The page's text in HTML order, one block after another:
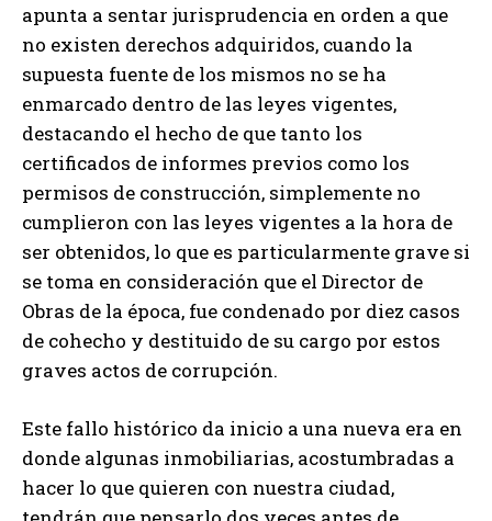
apunta a sentar jurisprudencia en orden a que
no existen derechos adquiridos, cuando la
supuesta fuente de los mismos no se ha
enmarcado dentro de las leyes vigentes,
destacando el hecho de que tanto los
certificados de informes previos como los
permisos de construcción, simplemente no
cumplieron con las leyes vigentes a la hora de
ser obtenidos, lo que es particularmente grave si
se toma en consideración que el Director de
Obras de la época, fue condenado por diez casos
de cohecho y destituido de su cargo por estos
graves actos de corrupción.
Este fallo histórico da inicio a una nueva era en
donde algunas inmobiliarias, acostumbradas a
hacer lo que quieren con nuestra ciudad,